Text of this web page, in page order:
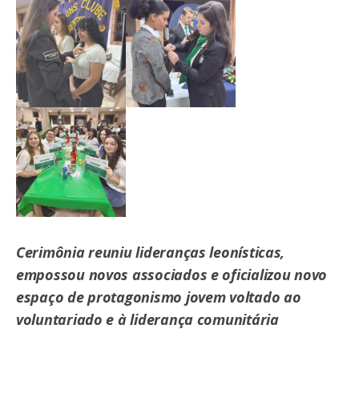
Cerimônia reuniu lideranças leonísticas,
empossou novos associados e oficializou novo
espaço de protagonismo jovem voltado ao
voluntariado e à liderança comunitária